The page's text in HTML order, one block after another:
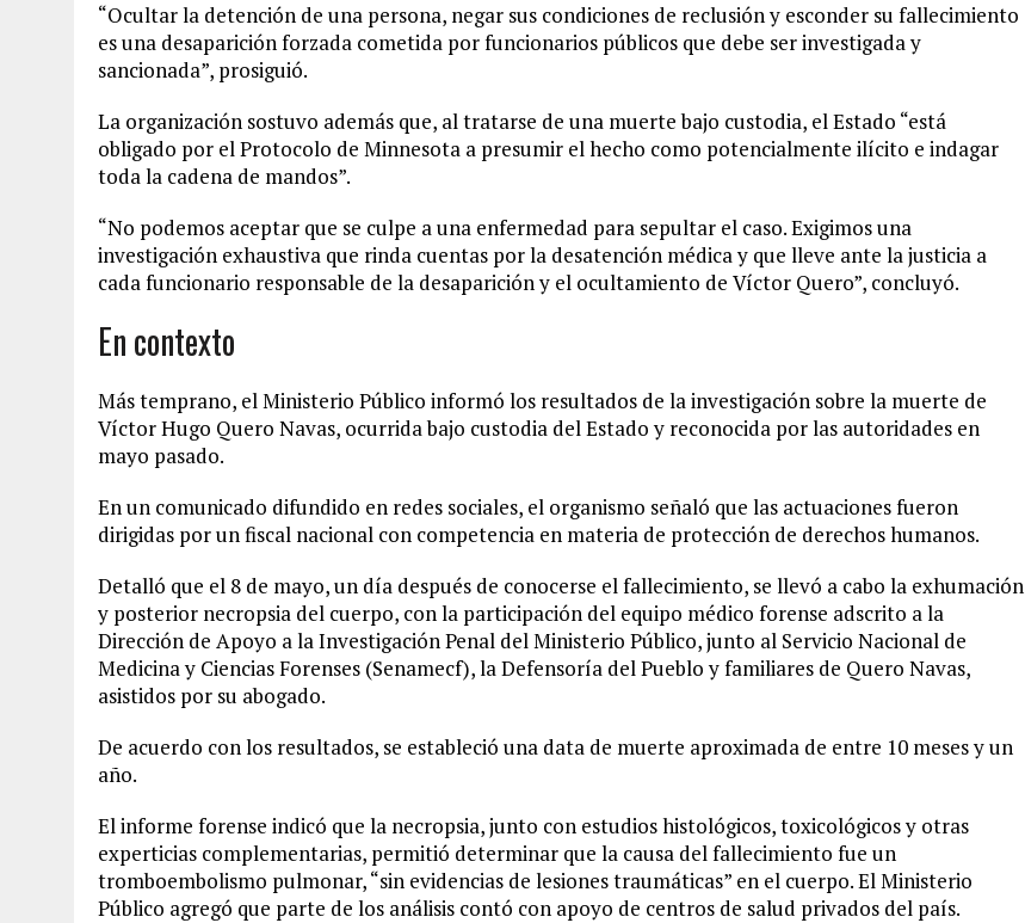
“Ocultar la detención de una persona, negar sus condiciones de reclusión y esconder su fallecimiento
es una desaparición forzada cometida por funcionarios públicos que debe ser investigada y
sancionada”, prosiguió.
La organización sostuvo además que, al tratarse de una muerte bajo custodia, el Estado “está
obligado por el Protocolo de Minnesota a presumir el hecho como potencialmente ilícito e indagar
toda la cadena de mandos”.
“No podemos aceptar que se culpe a una enfermedad para sepultar el caso. Exigimos una
investigación exhaustiva que rinda cuentas por la desatención médica y que lleve ante la justicia a
cada funcionario responsable de la desaparición y el ocultamiento de Víctor Quero”, concluyó.
En contexto
Más temprano, el Ministerio Público informó los resultados de la investigación sobre la muerte de
Víctor Hugo Quero Navas, ocurrida bajo custodia del Estado y reconocida por las autoridades en
mayo pasado.
En un comunicado difundido en redes sociales, el organismo señaló que las actuaciones fueron
dirigidas por un fiscal nacional con competencia en materia de protección de derechos humanos.
Detalló que el 8 de mayo, un día después de conocerse el fallecimiento, se llevó a cabo la exhumación
y posterior necropsia del cuerpo, con la participación del equipo médico forense adscrito a la
Dirección de Apoyo a la Investigación Penal del Ministerio Público, junto al Servicio Nacional de
Medicina y Ciencias Forenses (Senamecf), la Defensoría del Pueblo y familiares de Quero Navas,
asistidos por su abogado.
De acuerdo con los resultados, se estableció una data de muerte aproximada de entre 10 meses y un
año.
El informe forense indicó que la necropsia, junto con estudios histológicos, toxicológicos y otras
experticias complementarias, permitió determinar que la causa del fallecimiento fue un
tromboembolismo pulmonar, “sin evidencias de lesiones traumáticas” en el cuerpo. El Ministerio
Público agregó que parte de los análisis contó con apoyo de centros de salud privados del país.